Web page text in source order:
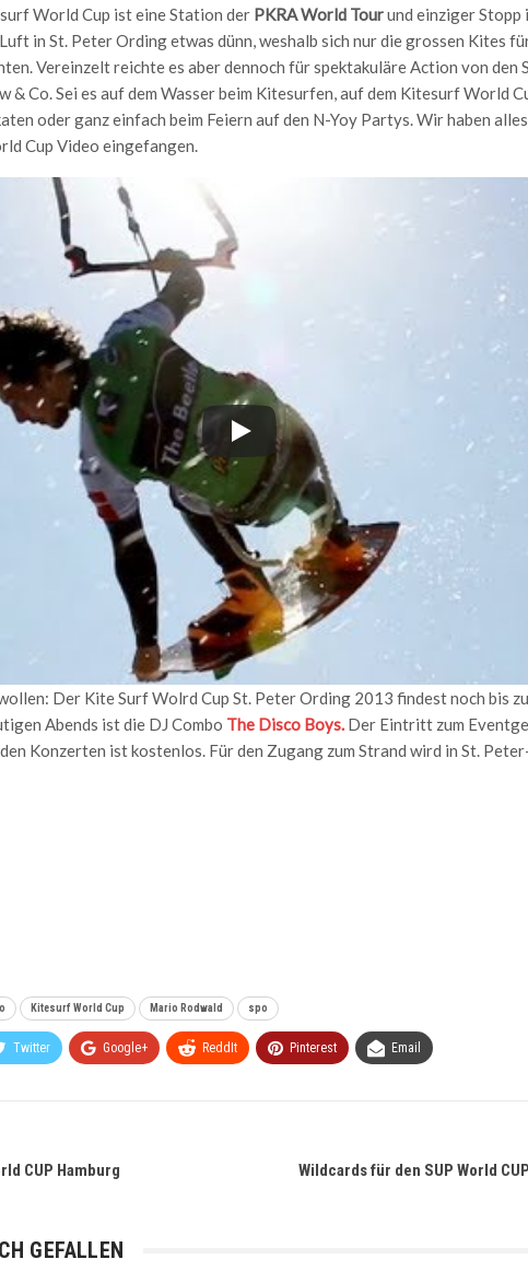
World Cup ist eine Station der PKRA World Tourund einziger Stopp
in St. Peter Ording etwas dünn, weshalb sich nur die grossen Kites
Vereinzelt reichte es aber dennoch für spektakuläre Action von den
& Co. Sei es auf dem Wasser beim Kitesurfen, auf dem Kitesurf World
oder ganz einfach beim Feiern auf den N-Yoy Partys. Wir haben
Cup Video eingefangen.
Der Kite Surf Wolrd Cup St. Peter Ording 2013 findest noch bis
Abends ist die DJ Combo The Disco Boys. Der Eintritt zum
Konzerten ist kostenlos. Für den Zugang zum Strand wird in St.
Kitesurf World Cup Mario Rodwald spo
Twitter Google+ ReddIt Pinterest Email
CUP Hamburg Wildcards für den SUP World
GEFALLEN